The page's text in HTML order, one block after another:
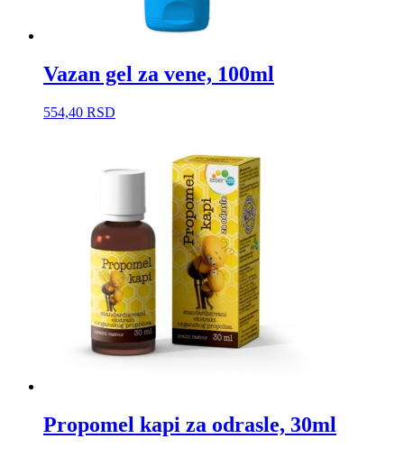
Vazan gel za vene, 100ml
554,40 RSD
Propomel kapi za odrasle, 30ml